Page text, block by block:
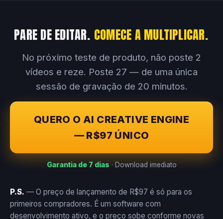
PARE DE EDITAR. COMECE A MULTIPLICAR.
No próximo teste de produto, não poste 2
vídeos e reze. Poste 27 — de uma única
sessão de gravação de 20 minutos.
QUERO O AI CREATIVE ENGINE
— R$97 ÚNICO
Garantia de 7 dias · Download imediato
P.S. — O preço de lançamento de R$97 é só para os
primeiros compradores. É um software com
desenvolvimento ativo, e o preço sobe conforme novas